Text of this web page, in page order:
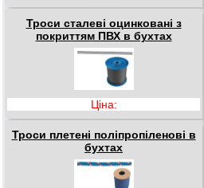
Троси сталеві оцинковані з
покриттям ПВХ в бухтах
Ціна:
Троси плетені поліпропіленові в
бухтах